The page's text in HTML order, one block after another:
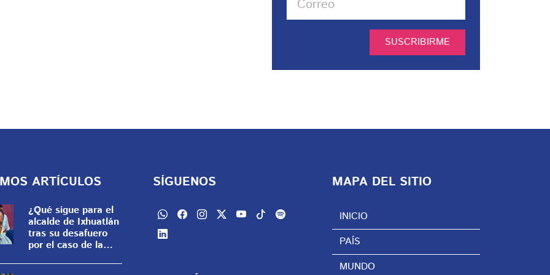
SUSCRIBIRME
ARTÍCULOS
¿Qué sigue para el
alcalde de Ixhuatlán
tras su desafuero
por el caso de la
Guzmán?
SÍGUENOS MAPA DEL SITIO
INICIO
PAÍS
MUNDO